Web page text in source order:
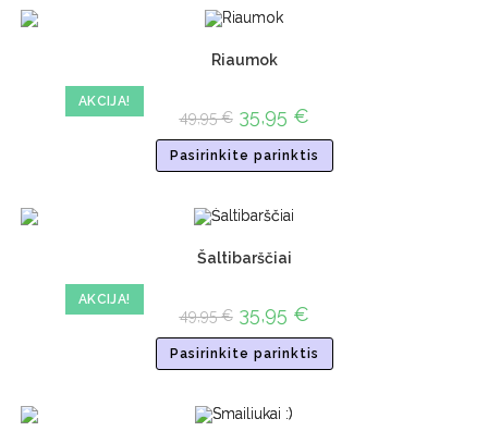
AKCIJA!
Riaumok
49,95€ 35,95 €
Pasirinkite parinktis
AKCIJA!
Šaltibarščiai
49,95€ 35,95 €
Pasirinkite parinktis